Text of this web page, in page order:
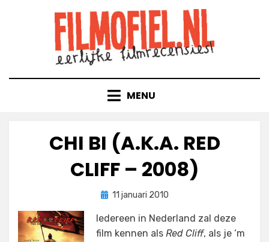
MENU
CHI BI (A.K.A. RED
CLIFF – 2008)
doorFilmofiel.nl
Geplaatst
11 januari 2010
Iedereen in Nederland zal deze
film kennen als Red Cliff, als je ‘m